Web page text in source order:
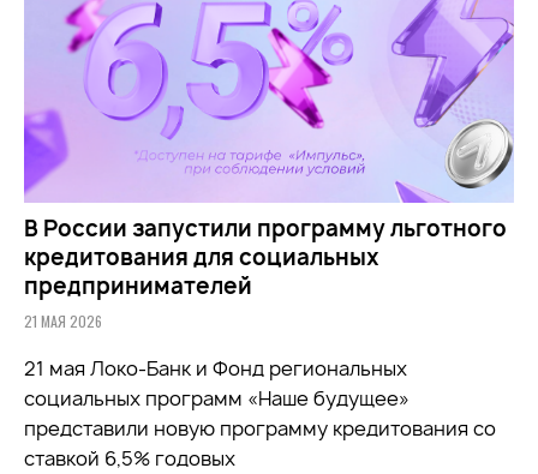
В России запустили программу льготного
кредитования для социальных
предпринимателей
21 МАЯ 2026
21 мая Локо-Банк и Фонд региональных
социальных программ «Наше будущее»
представили новую программу кредитования со
ставкой 6,5% годовых